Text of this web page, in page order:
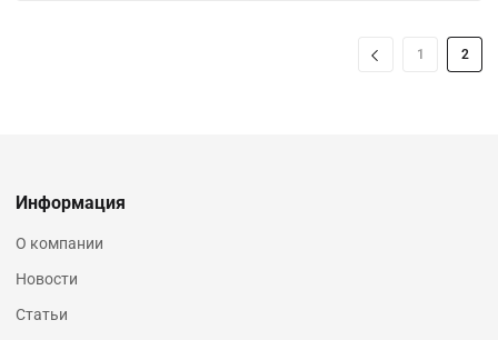
1 2
Информация
О компании
Новости
Статьи